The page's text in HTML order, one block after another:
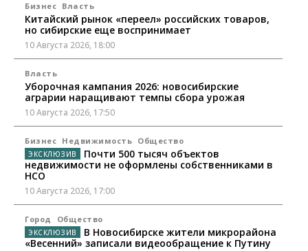
Бизнес Власть
Китайский рынок «переел» российских товаров,
но сибирские еще воспринимает
10 Августа 2026, 18:00
Власть
Уборочная кампания 2026: новосибирские
аграрии наращивают темпы сбора урожая
10 Августа 2026, 17:50
Бизнес Недвижимость Общество
Почти 500 тысяч объектов
недвижимости не оформлены собственниками в
НСО
10 Августа 2026, 17:00
Город Общество
В Новосибирске жители микрорайона
«Весенний» записали видеообращение к Путину